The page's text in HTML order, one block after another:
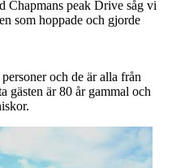
Chapmans peak Drive såg vi
som hoppade och gjorde
och de är alla från
gästen är 80 år gammal och